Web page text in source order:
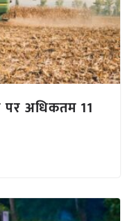
पर अधिकतम 11